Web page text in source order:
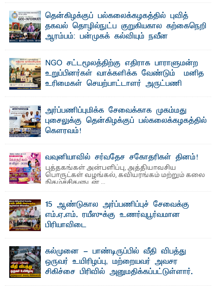
"ஒ ரு மாணவனின் அல்லது மாணவியின் கனவு என்னால்
கலைக்கப்படாது" என்ற உறுதியை ஒவ்வொரு மாணவரும் ...
தென்கிழக்குப் பல்கலைக்கழகத்தில் புவித்
தகவல் தொழில்நுட்ப குறுகியகால கற்கைநெறி
ஆரம்பம்: பன்முகக் கல்வியும் நவீன
பேராசிரியர் எம். எம். பாஸில்
தெ ன்கிழக்குப் பல்கலைக்கழகத்தின் கலை மற்றும் கலாசார
பீடத்தின் புவியியல் துறையினால் ...
NGO சட்டமூலத்திற்கு எதிராக பாராளுமன்ற
உறுப்பினர்கள் வாக்களிக்க வேண்டும் – மனித
உரிமைகள் செயற்பாட்டாளர் அருட்பணி
லூக்ஜோன் வேண்டுகோள்
ஜே. எப். காமிலா பேகம்- இ லங்கை அரசாங்கம் அரசுசாரா
அமைப்புகள் (NGO) தொடர்பான புதிய சட்டமூலத்தை ...
அர்ப்பணிப்புமிக்க சேவைக்காக முகம்மது
புசைலுக்கு தென்கிழக்குப் பல்கலைக்கழகத்தில்
கௌரவம்!
வவுனியாவில் சர்வதேச சகோதரிகள் தினம்!
புத்தகங்கள் அன்பளிப்பு, அத்தியாவசிய
பொருட்கள் வழங்கல், கவியரங்கம் மற்றும் கலை
நிகழ்ச்சிகளுடன் ...
15 ஆண்டுகால அர்ப்பணிப்புச் சேவைக்கு
எம்.ஏ.எம். ரயீஸுக்கு உணர்வுபூர்வமான
பிரியாவிடை
கல்முனை - பாண்டிருப்பில் வீதி விபத்து
ஒருவர் உயிரிழப்பு, மற்றையவர் அவசர
சிகிச்சை பிரிவில் அனுமதிக்கப்பட்டுள்ளார்.